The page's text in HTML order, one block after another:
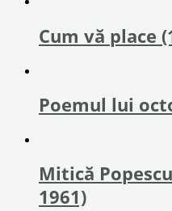
Cum vă place
Poemul lui
Mitică
1961)